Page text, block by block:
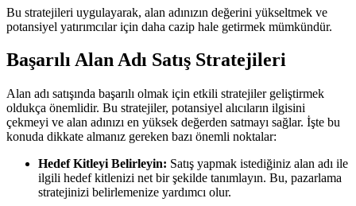
Bu stratejileri uygulayarak, alan adınızın değerini yükseltmek ve
potansiyel yatırımcılar için daha cazip hale getirmek mümkündür.
Başarılı Alan Adı Satış Stratejileri
Alan adı satışında başarılı olmak için etkili stratejiler geliştirmek
oldukça önemlidir. Bu stratejiler, potansiyel alıcıların ilgisini
çekmeyi ve alan adınızı en yüksek değerden satmayı sağlar. İşte bu
konuda dikkate almanız gereken bazı önemli noktalar:
Hedef Kitleyi Belirleyin: Satış yapmak istediğiniz alan adı ile
ilgili hedef kitlenizi net bir şekilde tanımlayın. Bu, pazarlama
stratejinizi belirlemenize yardımcı olur.